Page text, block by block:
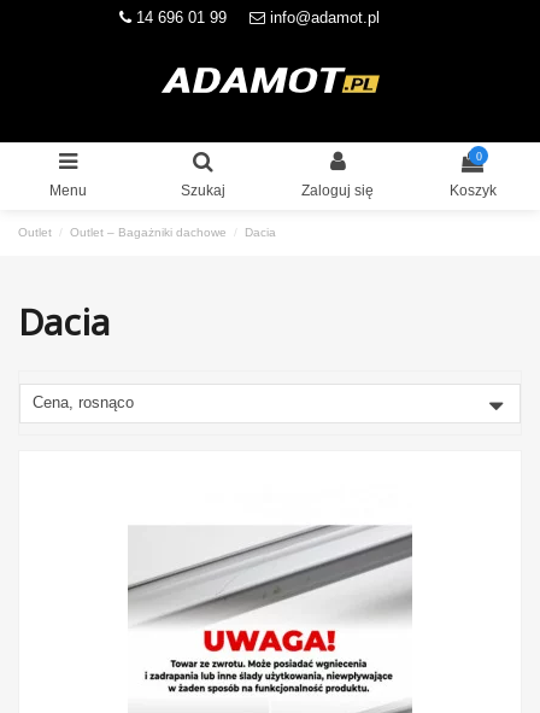
14 696 01 99 info@adamot.pl
Menu Szukaj Zaloguj się
0
Koszyk
Outlet Outlet – Bagażniki dachowe Dacia
Dacia
Cena, rosnąco